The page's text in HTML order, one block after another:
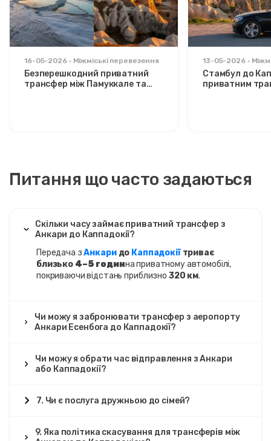
16-05-2026 Міжміські перевезення
Безперешкодний приватний
трансфер між Памуккале та
13-05-2026
Стамбул до
приватним
Питання що часто задаються
Скільки часу займає приватний трансфер з
Анкари до Каппадокії?
Передача зАнкари до Каппадокії триває
близько 4–5 годинна приватному автомобілі,
покриваючи відстань приблизно 320 км.
Чи можу я забронювати трансфер з аеропорту
Анкари Есенбога до Каппадокії?
Чи можу я обрати час відправлення з Анкари
або Каппадокії?
7. Чи є послуга дружньою до сімей?
9. Яка політика скасування для трансферів між